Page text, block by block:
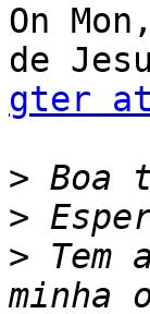
On
gter
>
>
> Tem